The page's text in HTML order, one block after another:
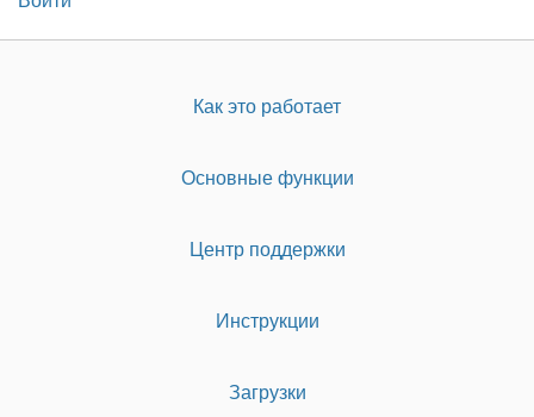
Как это работает
Основные функции
Центр поддержки
Инструкции
Загрузки